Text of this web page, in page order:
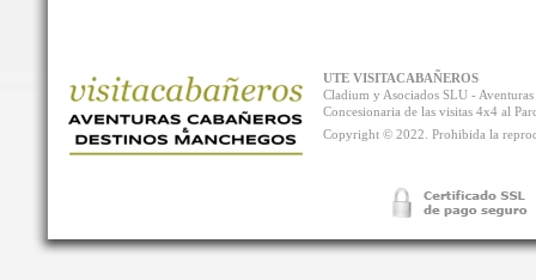
UTE VISITACABAÑEROS
Cladium y Asociados SLU -
Concesionaria de las visitas 4x4 al
Copyright © 2022. Prohibida la